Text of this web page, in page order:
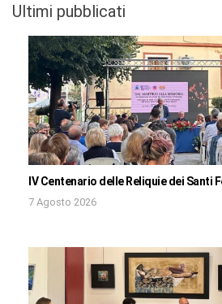
Ultimi pubblicati
IV Centenario delle Reliquie dei Santi
7 Agosto 2026